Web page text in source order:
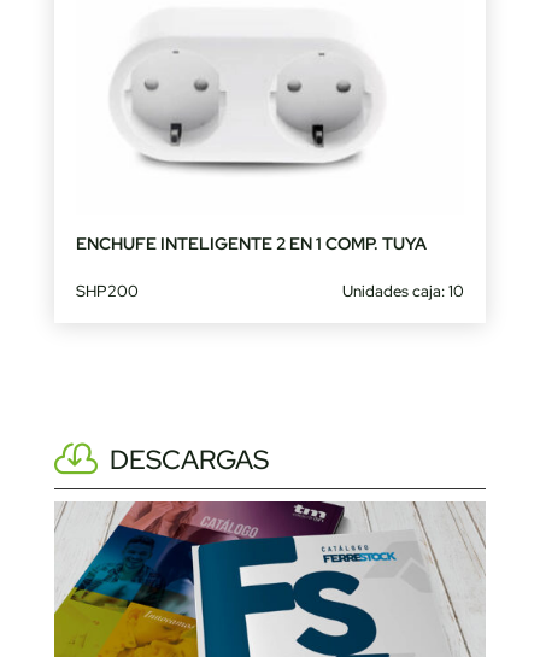
ENCHUFE INTELIGENTE 2 EN 1 COMP. TUYA
SHP200 Unidades caja: 10
DESCARGAS